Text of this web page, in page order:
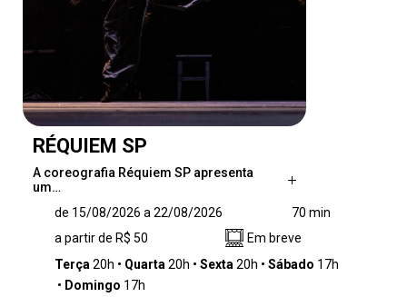
RÉQUIEM SP
A coreografia Réquiem SP apresenta
um…
desafio e um exercício que estabelece um
diálogo entre distintas linhagens de dança,
como o balé, o jumpstyle e as danças urbanas
e populares. A proposta investiga de maneira
de 15/08/2026 a 22/08/2026
70 min
a partir de R$ 50
Em breve
Terça 20h Quarta 20h Sexta 20h Sábado 17h
Domingo 17h